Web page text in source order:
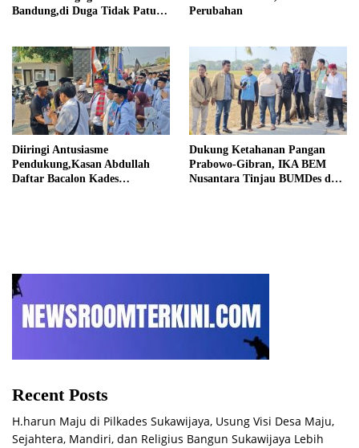
Bandung,di Duga Tidak Patuhi
Perubahan
Diiringi Antusiasme
Pendukung,Kasan Abdullah
Daftar Bacalon Kades
Dukung Ketahanan Pangan
Prabowo-Gibran, IKA BEM
Nusantara Tinjau BUMDes dan
Recent Posts
H.harun Maju di Pilkades Sukawijaya, Usung Visi Desa Maju,
Sejahtera, Mandiri, dan Religius Bangun Sukawijaya Lebih